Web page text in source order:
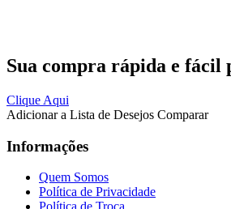
Sua compra rápida e fácil
Clique Aqui
Adicionar a Lista de Desejos Comparar
Informações
Quem Somos
Política de Privacidade